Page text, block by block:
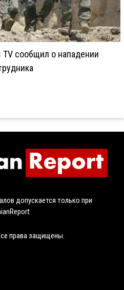
TV сообщил о нападении
допускается только при
права защищены.